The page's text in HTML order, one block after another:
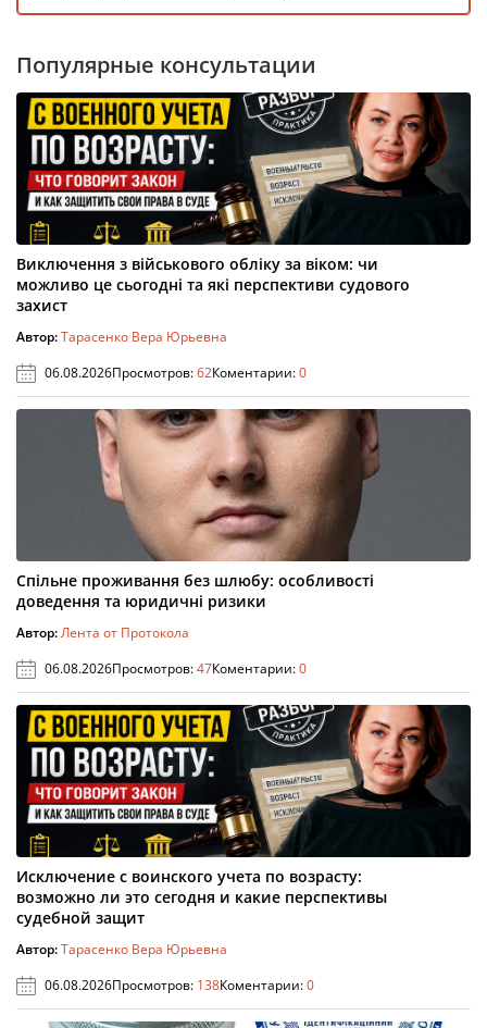
Популярные консультации
Виключення з військового обліку за віком: чи
можливо це сьогодні та які перспективи судового
захист
Автор:Тарасенко Вера Юрьевна
06.08.2026Просмотров:62Коментарии:0
Спільне проживання без шлюбу: особливості
доведення та юридичні ризики
Автор:Лента от Протокола
06.08.2026Просмотров:47Коментарии:0
Исключение с воинского учета по возрасту:
возможно ли это сегодня и какие перспективы
судебной защит
Автор:Тарасенко Вера Юрьевна
06.08.2026Просмотров: 138Коментарии:0